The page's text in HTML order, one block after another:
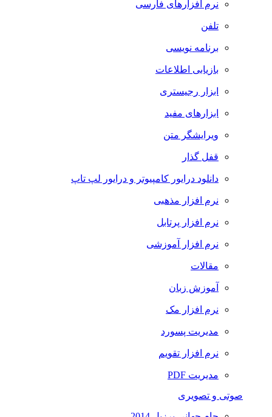
نرم افزارهای فارسی
تلفن
برنامه نویسی
بازیابی اطلاعات
ابزار رجیستری
ابزارهای مفید
ویرایشگر متن
قفل گذار
دانلود درایور کامپیوتر و درایور لپ تاپ
نرم افزار مذهبی
نرم افزار پرتابل
نرم افزار آموزشی
مقالات
آموزش زبان
نرم افزار مک
مدیریت پسورد
نرم افزار تقویم
مدیریت PDF
صوتی و تصویری